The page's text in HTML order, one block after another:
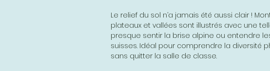
Le relief du sol n’a jamais été aussi clair !
plateaux et vallées sont illustrés avec une
presque sentir la brise alpine ou entendre
suisses. Idéal pour comprendre la diversité
sans quitter la salle de classe.